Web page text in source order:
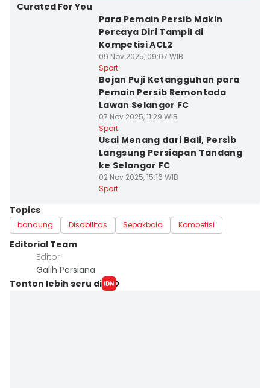
Curated For You
Para Pemain Persib Makin
Percaya Diri Tampil di
Kompetisi ACL2
09 Nov 2025, 09:07 WIB
Sport
Bojan Puji Ketangguhan para
Pemain Persib Remontada
Lawan Selangor FC
07 Nov 2025, 11:29 WIB
Sport
Usai Menang dari Bali, Persib
Langsung Persiapan Tandang
ke Selangor FC
02 Nov 2025, 15:16 WIB
Sport
Topics
bandung Disabilitas Sepakbola Kompetisi
Editorial Team
Editor
Galih Persiana
Tonton lebih seru di